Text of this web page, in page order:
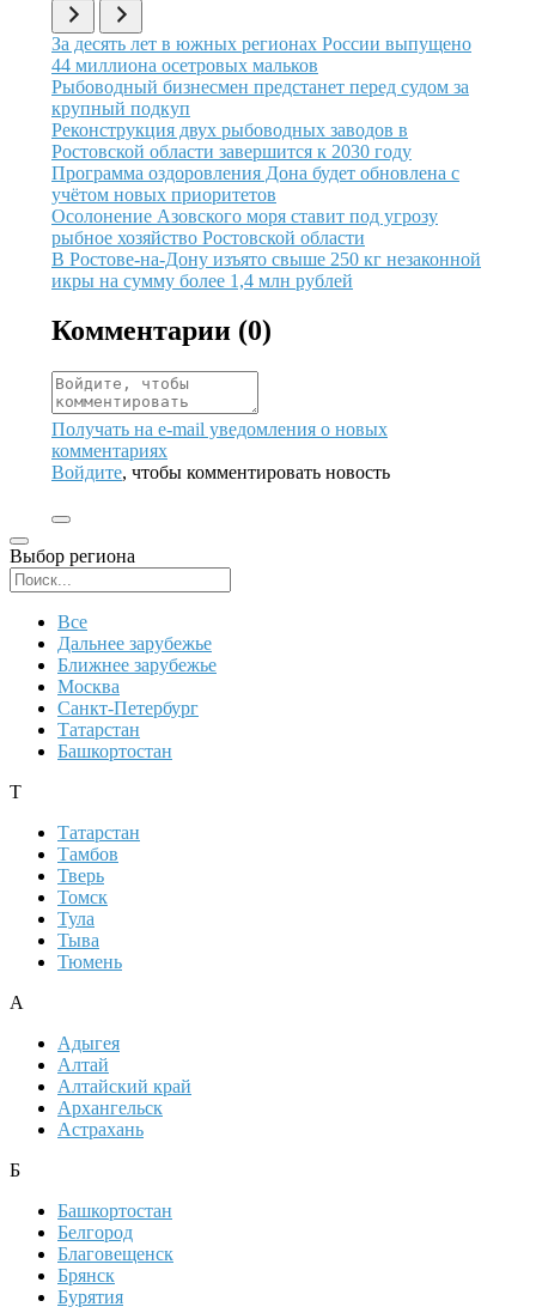
Иллюстрация новости
За десять лет в южных регионах России выпущено
44 миллиона осетровых мальков
Иллюстрация новости
Рыбоводный бизнесмен предстанет перед судом за
крупный подкуп
Иллюстрация новости
Реконструкция двух рыбоводных заводов в
Ростовской области завершится к 2030 году
Иллюстрация новости
Программа оздоровления Дона будет обновлена с
учётом новых приоритетов
Иллюстрация новости
Осолонение Азовского моря ставит под угрозу
рыбное хозяйство Ростовской области
Иллюстрация новости
В Ростове-на-Дону изъято свыше 250 кг незаконной
икры на сумму более 1,4 млн рублей
Комментарии (0)
Получать на e‑mail уведомления о новых
комментариях
Войдите, чтобы комментировать новость
Выбор региона
Все
Дальнее зарубежье
Ближнее зарубежье
Москва
Санкт-Петербург
Татарстан
Башкортостан
Т
Татарстан
Тамбов
Тверь
Томск
Тула
Тыва
Тюмень
А
Адыгея
Алтай
Алтайский край
Архангельск
Астрахань
Б
Башкортостан
Белгород
Благовещенск
Брянск
Бурятия